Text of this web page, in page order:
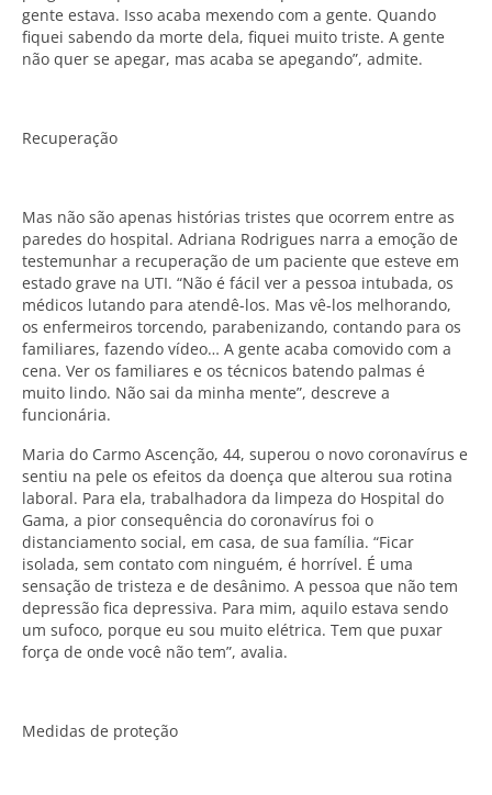
gente estava. Isso acaba mexendo com a gente. Quando
fiquei sabendo da morte dela, fiquei muito triste. A gente
não quer se apegar, mas acaba se apegando”, admite.
Recuperação
Mas não são apenas histórias tristes que ocorrem entre as
paredes do hospital. Adriana Rodrigues narra a emoção de
testemunhar a recuperação de um paciente que esteve em
estado grave na UTI. “Não é fácil ver a pessoa intubada, os
médicos lutando para atendê-los. Mas vê-los melhorando,
os enfermeiros torcendo, parabenizando, contando para os
familiares, fazendo vídeo… A gente acaba comovido com a
cena. Ver os familiares e os técnicos batendo palmas é
muito lindo. Não sai da minha mente”, descreve a
funcionária.
Maria do Carmo Ascenção, 44, superou o novo coronavírus e
sentiu na pele os efeitos da doença que alterou sua rotina
laboral. Para ela, trabalhadora da limpeza do Hospital do
Gama, a pior consequência do coronavírus foi o
distanciamento social, em casa, de sua família. “Ficar
isolada, sem contato com ninguém, é horrível. É uma
sensação de tristeza e de desânimo. A pessoa que não tem
depressão fica depressiva. Para mim, aquilo estava sendo
um sufoco, porque eu sou muito elétrica. Tem que puxar
força de onde você não tem”, avalia.
Medidas de proteção